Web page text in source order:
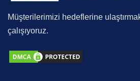
Müşterilerimizi hedeflerine
çalışıyoruz.